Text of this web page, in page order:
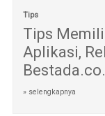
Tips
Tips
Aplikasi,
» selengkapnya